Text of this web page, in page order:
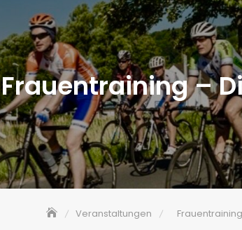
Frauentraining –
Veranstaltungen